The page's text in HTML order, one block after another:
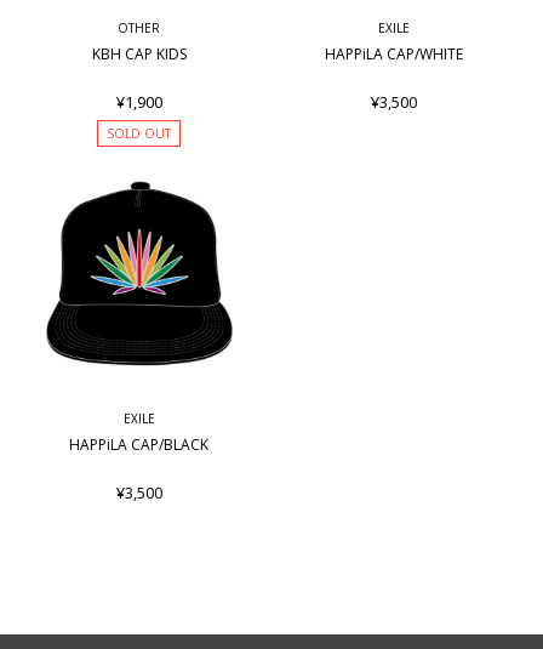
OTHER
KBH CAP KIDS
¥1,900
SOLD OUT
EXILE
HAPPiLA CAP/WHITE
¥3,500
EXILE
HAPPiLA CAP/BLACK
¥3,500